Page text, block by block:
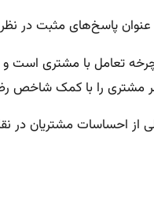
چرخه تعامل با مشتری
مشتری را با کمک شاخص
احساسات مشتریان در